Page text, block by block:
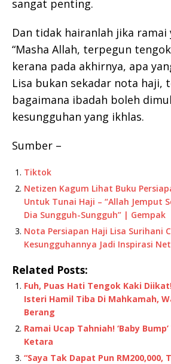
sangat penting.
Dan tidak hairanlah jika ramai
“Masha Allah, terpegun
kerana pada akhirnya, apa
Lisa bukan sekadar nota haji,
bagaimana ibadah boleh
kesungguhan yang ikhlas.
Sumber –
Tiktok
Netizen Kagum Lihat Buku
Untuk Tunai Haji – “Allah Jemput
Dia Sungguh-Sungguh” | Gempak
Nota Persiapan Haji Lisa Surihani
Kesungguhannya Jadi Inspirasi
Related Posts:
Fuh, Puas Hati Tengok Kaki
Isteri Hamil Tiba Di Mahkamah,
Berang
Ramai Ucap Tahniah! ‘Baby
Ketara
“Saya Tak Dapat Pun RM200,000,